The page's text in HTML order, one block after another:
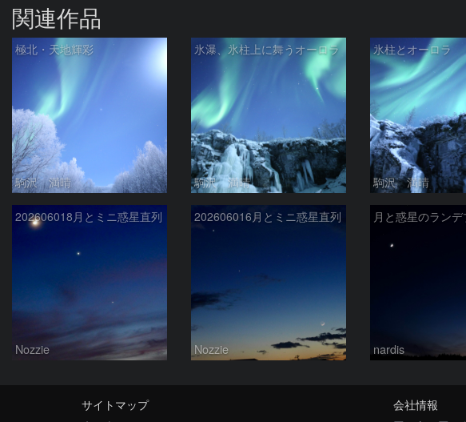
関連作品
極北・天地輝彩
駒沢 満晴
氷瀑、氷柱上に舞うオーロラ
駒沢 満晴
氷柱とオーロラ
駒沢 満晴
202606018月とミニ惑星直列
Nozzie
202606016月とミニ惑星直列
Nozzie nardis
サイトマップ
会社情報